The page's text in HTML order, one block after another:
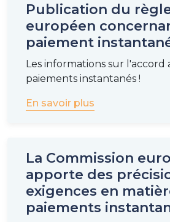
Publication du
européen
paiement
Les informations sur l'accord
paiements instantanés !
En savoir plus
La Commission
apporte des
exigences en
paiements